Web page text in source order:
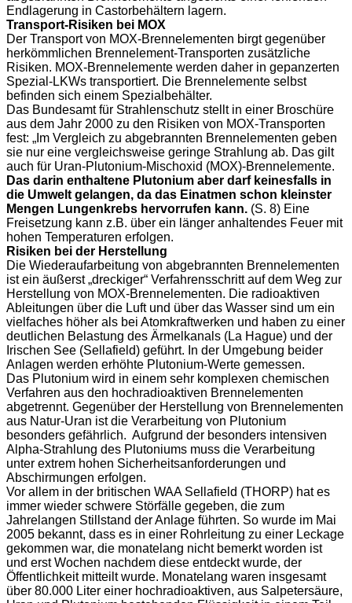
Endlagerung in Castorbehältern lagern.
Transport-Risiken bei MOX
Der Transport von MOX-Brennelementen birgt gegenüber
herkömmlichen Brennelement-Transporten zusätzliche
Risiken. MOX-Brennelemente werden daher in gepanzerten
Spezial-LKWs transportiert. Die Brennelemente selbst
befinden sich einem Spezialbehälter.
Das Bundesamt für Strahlenschutz stellt in einer Broschüre
aus dem Jahr 2000 zu den Risiken von MOX-Transporten
fest: „Im Vergleich zu abgebrannten Brennelementen geben
sie nur eine vergleichsweise geringe Strahlung ab. Das gilt
auch für Uran-Plutonium-Mischoxid (MOX)-Brennelemente.
Das darin enthaltene Plutonium aber darf keinesfalls in
die Umwelt gelangen, da das Einatmen schon kleinster
Mengen Lungenkrebs hervorrufen kann. (S. 8) Eine
Freisetzung kann z.B. über ein länger anhaltendes Feuer mit
hohen Temperaturen erfolgen.
Risiken bei der Herstellung
Die Wiederaufarbeitung von abgebrannten Brennelementen
ist ein äußerst „dreckiger“ Verfahrensschritt auf dem Weg zur
Herstellung von MOX-Brennelementen. Die radioaktiven
Ableitungen über die Luft und über das Wasser sind um ein
vielfaches höher als bei Atomkraftwerken und haben zu einer
deutlichen Belastung des Ärmelkanals (La Hague) und der
Irischen See (Sellafield) geführt. In der Umgebung beider
Anlagen werden erhöhte Plutonium-Werte gemessen.
Das Plutonium wird in einem sehr komplexen chemischen
Verfahren aus den hochradioaktiven Brennelementen
abgetrennt. Gegenüber der Herstellung von Brennelementen
aus Natur-Uran ist die Verarbeitung von Plutonium
besonders gefährlich. Aufgrund der besonders intensiven
Alpha-Strahlung des Plutoniums muss die Verarbeitung
unter extrem hohen Sicherheitsanforderungen und
Abschirmungen erfolgen.
Vor allem in der britischen WAA Sellafield (THORP) hat es
immer wieder schwere Störfälle gegeben, die zum
Jahrelangen Stillstand der Anlage führten. So wurde im Mai
2005 bekannt, dass es in einer Rohrleitung zu einer Leckage
gekommen war, die monatelang nicht bemerkt worden ist
und erst Wochen nachdem diese entdeckt wurde, der
Öffentlichkeit mitteilt wurde. Monatelang waren insgesamt
über 80.000 Liter einer hochradioaktiven, aus Salpetersäure,